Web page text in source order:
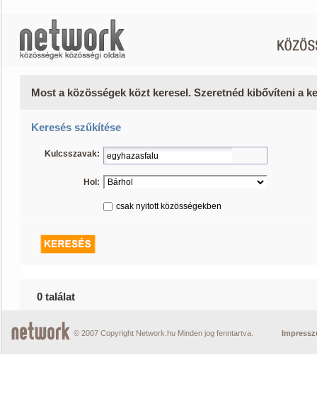
Most a közösségek közt keresel. Szeretnéd kibővíteni a
Keresés szűkítése
Kulcsszavak:
Hol:
csak nyitott közösségekben
0 találat
© 2007 Copyright Network.hu Minden jog fenntartva.